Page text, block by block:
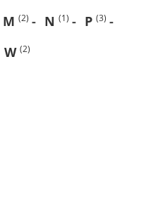
M(2) N(1) P(3)
W(2)